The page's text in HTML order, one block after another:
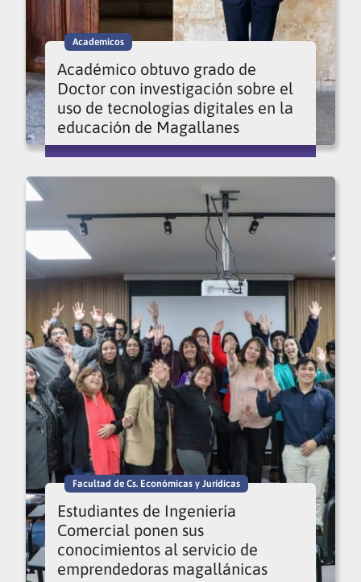
Academicos
Académico obtuvo grado de
Doctor con investigación sobre el
uso de tecnologías digitales en la
educación de Magallanes
Facultad de Cs. Económicas y Jurídicas
Estudiantes de Ingeniería
Comercial ponen sus
conocimientos al servicio de
emprendedoras magallánicas